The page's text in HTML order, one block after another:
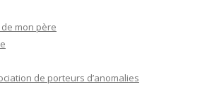
mon père
de porteurs d’anomalies